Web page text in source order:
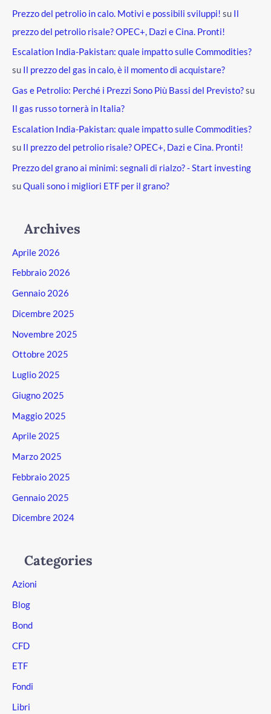
Prezzo del petrolio in calo. Motivi e possibili sviluppi! su Il
prezzo del petrolio risale? OPEC+, Dazi e Cina. Pronti!
Escalation India-Pakistan: quale impatto sulle Commodities?
su Il prezzo del gas in calo, è il momento di acquistare?
Gas e Petrolio: Perché i Prezzi Sono Più Bassi del Previsto?su
Il gas russo tornerà in Italia?
Escalation India-Pakistan: quale impatto sulle Commodities?
su Il prezzo del petrolio risale? OPEC+, Dazi e Cina. Pronti!
Prezzo del grano ai minimi: segnali di rialzo? - Start investing
suQuali sono i migliori ETF per il grano?
Archives
Aprile 2026
Febbraio 2026
Gennaio 2026
Dicembre 2025
Novembre 2025
Ottobre 2025
Luglio 2025
Giugno 2025
Maggio 2025
Aprile 2025
Marzo 2025
Febbraio 2025
Gennaio 2025
Dicembre 2024
Categories
Azioni
Blog
Bond
CFD
ETF
Fondi
Libri